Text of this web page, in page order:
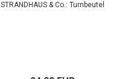
STRANDHAUS & Co.: Turnbeutel